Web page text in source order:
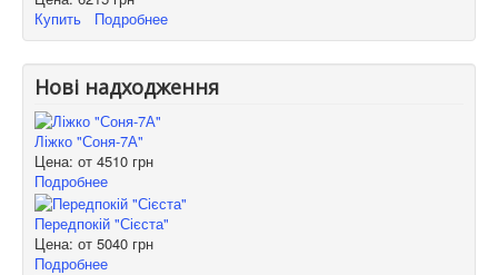
Купить
Подробнее
Нові надходження
Ліжко "Соня-7А"
Цена: от 4510 грн
Подробнее
Передпокій "Сієста"
Цена: от 5040 грн
Подробнее